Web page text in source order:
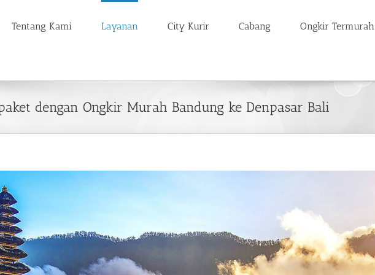
Tentang Kami Layanan City Kurir Cabang Ongkir Termurah
dengan Ongkir Murah Bandung ke Denpasar Bali